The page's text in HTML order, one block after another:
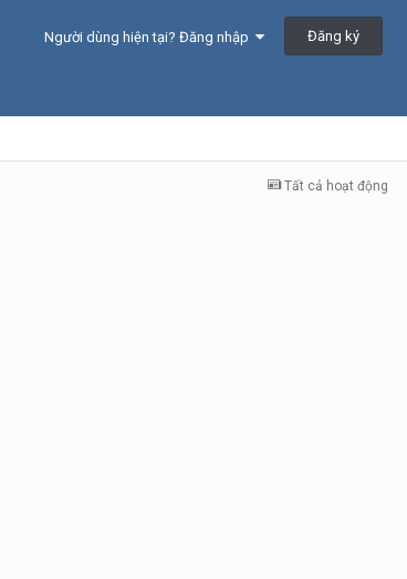
Người dùng hiện tại? Đăng nhập Đăng ký
Tất cả hoạt động